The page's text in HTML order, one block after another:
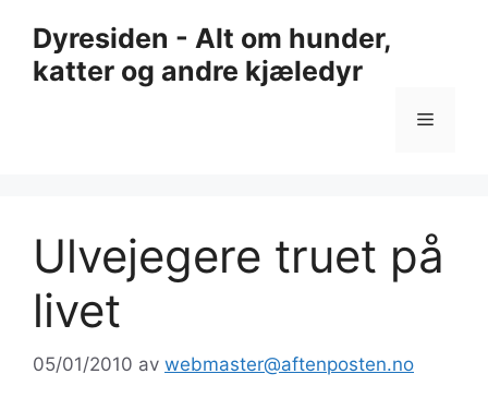
innhold
Dyresiden - Alt om hunder,
katter og andre kjæledyr
Meny
Ulvejegere truet på
livet
05/01/2010 av webmaster@aftenposten.no